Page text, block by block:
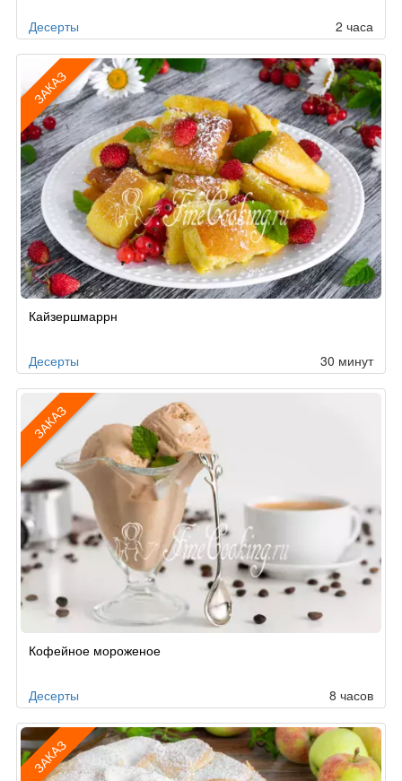
Десерты 2 часа
ЗАКАЗ
поКайзершмаррн
Десерты 30 минут
ЗАКАЗ
поКофейное мороженое
Десерты 8 часов
ЗАКАЗ